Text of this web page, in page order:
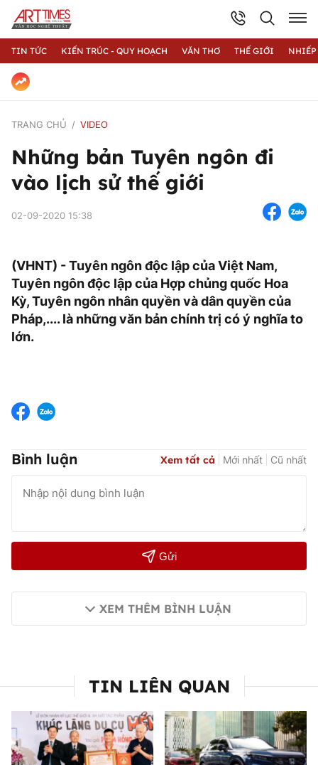
TIN TỨC KIẾN TRÚC - QUY HOẠCH VĂN THƠ THẾ GIỚI
TRANG CHỦ VIDEO
Những bản Tuyên ngôn đi
vào lịch sử thế giới
02-09-2020 15:38
(VHNT) - Tuyên ngôn độc lập của Việt Nam,
Tuyên ngôn độc lập của Hợp chủng quốc Hoa
Kỳ, Tuyên ngôn nhân quyền và dân quyền của
Pháp,.... là những văn bản chính trị có ý nghĩa to
lớn.
Bình luận Xem tất cả Mới nhất Cũ nhất
Gửi
XEM THÊM BÌNH LUẬN
TIN LIÊN QUAN